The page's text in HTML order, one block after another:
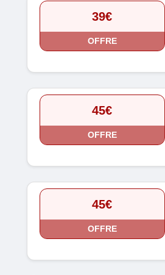
39€
OFFRE
45€
OFFRE
45€
OFFRE